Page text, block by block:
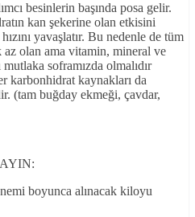
besinlerin başında posa gelir.
kan şekerine olan etkisini
yavaşlatır. Bu nedenle de tüm
olan ama vitamin, mineral ve
soframızda olmalıdır
karbonhidrat kaynakları da
(tam buğday ekmeği, çavdar,
boyunca alınacak kiloyu